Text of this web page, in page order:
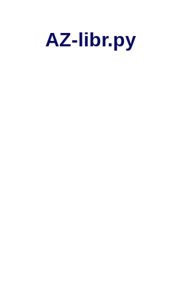
AZ-libr.ру